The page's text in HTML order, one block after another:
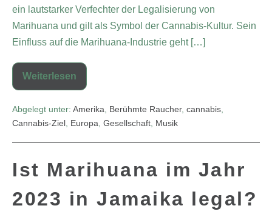
ein lautstarker Verfechter der Legalisierung von
Marihuana und gilt als Symbol der Cannabis-Kultur. Sein
Einfluss auf die Marihuana-Industrie geht […]
Weiterlesen
Abgelegt unter: Amerika Berühmte Raucher, cannabis
Cannabis-Ziel Europa Gesellschaft Musik
Ist Marihuana im Jahr
2023 in Jamaika legal?